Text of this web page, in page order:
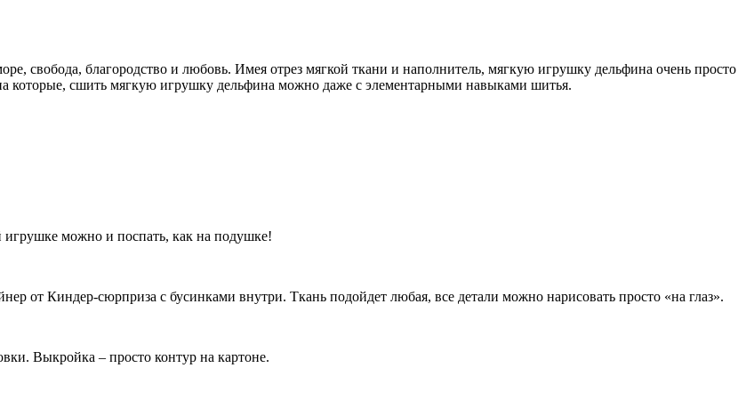
свобода, благородство и любовь. Имея отрез мягкой ткани и наполнитель, мягкую игрушку дельфина очень просто
которые, сшить мягкую игрушку дельфина можно даже с элементарными навыками шитья.
игрушке можно и поспать, как на подушке!
от Киндер-сюрприза с бусинками внутри. Ткань подойдет любая, все детали можно нарисовать просто «на глаз».
Выкройка – просто контур на картоне.